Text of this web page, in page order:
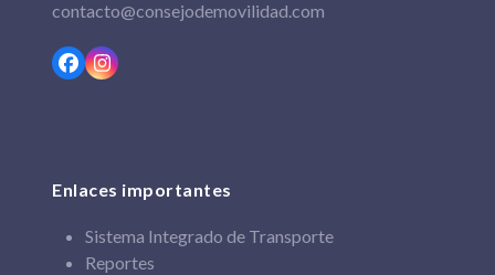
contacto@consejodemovilidad.com
Facebook
Instagram
Enlaces importantes
Sistema Integrado de Transporte
Reportes